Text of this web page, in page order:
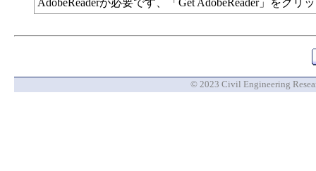
© 2023 Civil Engineering